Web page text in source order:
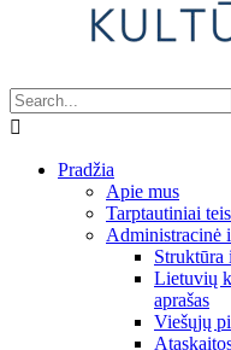
Pradžia
Apie mus
Tarptautiniai
Administracinė
Struktūra
Lietuvių
aprašas
Viešųjų